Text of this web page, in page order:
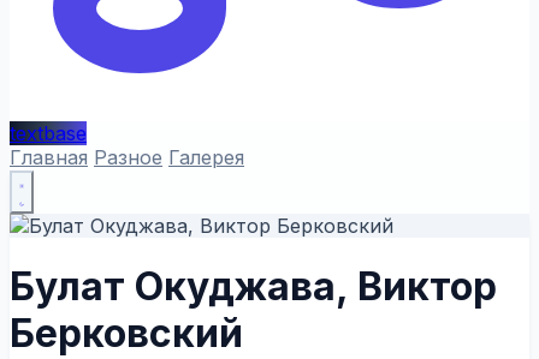
textbase
Главная Разное Галерея
Булат Окуджава, Виктор
Берковский